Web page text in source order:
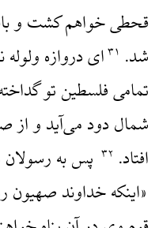
قحطی خواهم کشت و
شد. ۳۱‌ای دروازه
تمامی فلسطین تو
شمال دود می‌آید و
افتاد. ۳۲ پس به
«اینکه خداوند صهیون